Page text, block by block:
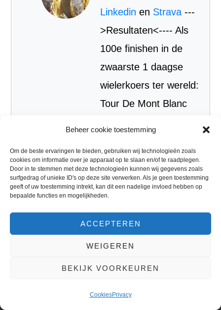
Beheer cookie toestemming
Om de beste ervaringen te bieden, gebruiken wij technologieën zoals
cookies om informatie over je apparaat op te slaan en/of te raadplegen.
Door in te stemmen met deze technologieën kunnen wij gegevens zoals
surfgedrag of unieke ID's op deze site verwerken. Als je geen toestemming
geeft of uw toestemming intrekt, kan dit een nadelige invloed hebben op
bepaalde functies en mogelijkheden.
ACCEPTEREN
WEIGEREN
BEKIJK VOORKEUREN
CookiesPrivacy
Linkedin en Strava ---
>Resultaten<---- Als
100e finishen in de
zwaarste 1 daagse
wielerkoers ter wereld:
Tour De Mont Blanc
(binnen de 16 uur) |
Ironman 11:32:51
Marathon PR
Marathon PR 2:58:57
1:28:37 Ultraloop
120,42 km 12:33:05